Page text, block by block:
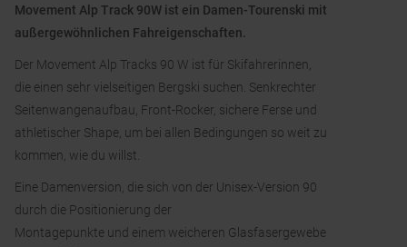
Movement Alp Track 90W ist ein Damen-Tourenski mit
außergewöhnlichen Fahreigenschaften.
Der Movement Alp Tracks 90 W ist für Skifahrerinnen,
die einen sehr vielseitigen Bergski suchen. Senkrechter
Seitenwangenaufbau, Front-Rocker, sichere Ferse und
athletischer Shape, um bei allen Bedingungen so weit zu
kommen, wie du willst.
Eine Damenversion, die sich von der Unisex-Version 90
durch die Positionierung der
Montagepunkte und einem weicheren Glasfasergewebe